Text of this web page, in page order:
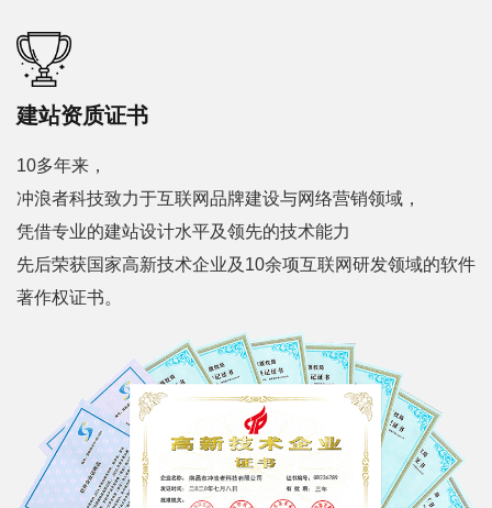
建站资质证书
10多年来，
冲浪者科技致力于互联网品牌建设与网络营销领域，
凭借专业的建站设计水平及领先的技术能力
先后荣获国家高新技术企业及10余项互联网研发领域的软件
著作权证书。